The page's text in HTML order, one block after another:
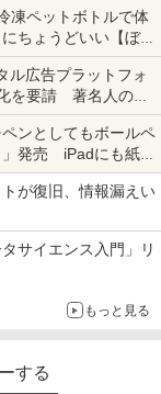
凍ペットボトルで体
ちょうどいい【ぼっ
にしてる？】
ル広告プラットフォ
を要請 著名人の写
て
ンとしてもボールペ
」発売 iPadにも紙に
が復旧、情報漏えい
サイエンス入門」リ
もっと見る
する